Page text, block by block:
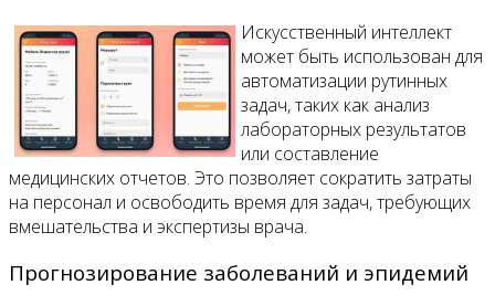
Искусственный интеллект
может быть использован для
автоматизации рутинных
задач, таких как анализ
лабораторных результатов
или составление
медицинских отчетов. Это позволяет сократить затраты
на персонал и освободить время для задач, требующих
вмешательства и экспертизы врача.
Прогнозирование заболеваний и эпидемий